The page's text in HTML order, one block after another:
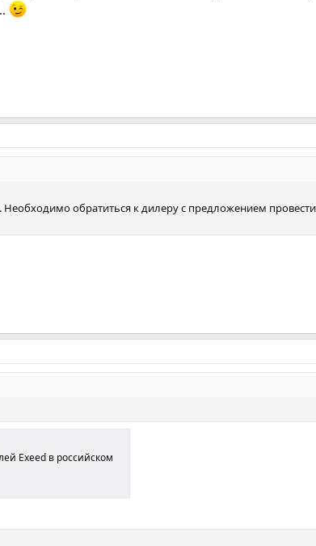
обратиться к дилеру с предложением
Exeed в российском